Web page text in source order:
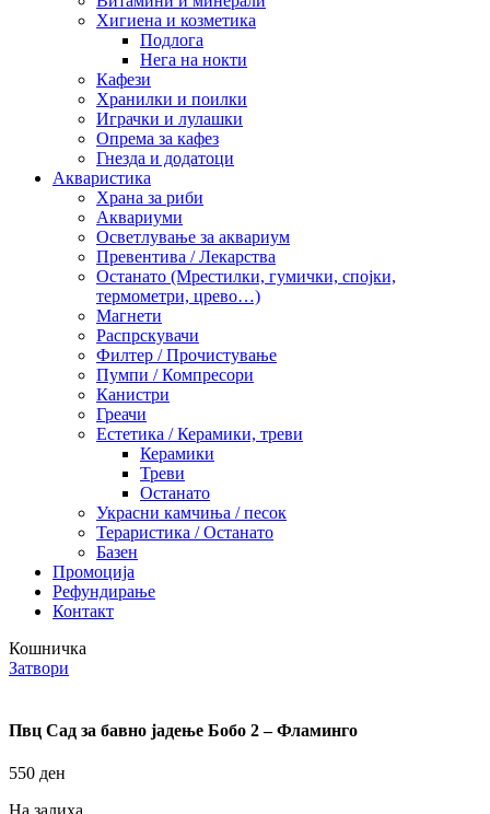
Хигиена и козметика
Подлога
Нега на нокти
Кафези
Хранилки и поилки
Играчки и лулашки
Опрема за кафез
Гнезда и додатоци
Акваристика
Храна за риби
Аквариуми
Осветлување за аквариум
Превентива / Лекарства
Останато (Мрестилки, гумички, спојки,
термометри, црево…)
Магнети
Распрскувачи
Филтер / Прочистување
Пумпи / Компресори
Канистри
Греачи
Естетика / Керамики, треви
Керамики
Треви
Останато
Украсни камчиња / песок
Тераристика / Останато
Базен
Промоција
Рефундирање
Контакт
Кошничка
Затвори
Пвц Сад за бавно јадење Бобо 2 – Фламинго
550 ден